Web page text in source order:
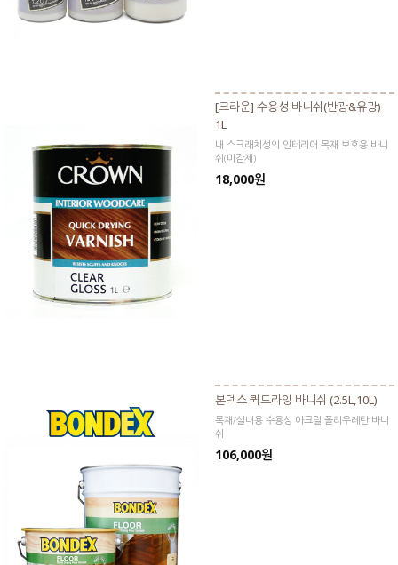
[크라운] 수용성 바니쉬(반광&유광)
1L
내 스크래치성의 인테리어 목재 보호용 바니
쉬(마감제)
18,000원
본덱스 퀵드라잉 바니쉬 (2.5L,10L)
목재/실내용 수용성 아크릴 폴리우레탄 바니
쉬
106,000원